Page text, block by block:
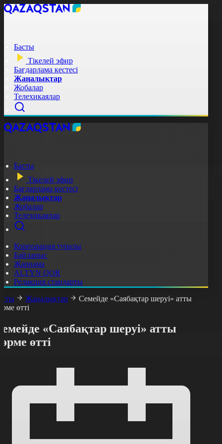
Басты
Тікелей эфир
Бағдарлама кестесі
Жаңалықтар
Жобалар
Телехикаялар
Басты
Тікелей эфир
Бағдарлама кестесі
Жаңалықтар
Жобалар
Телехикаялар
Корпорация туралы
Байланыс
Жарнама
ALTYN QOR
Редакция стандарты
Жаңалықтар
Семейде «Саябақтар шеруі» атты
өтті
«Саябақтар шеруі» атты
өтті